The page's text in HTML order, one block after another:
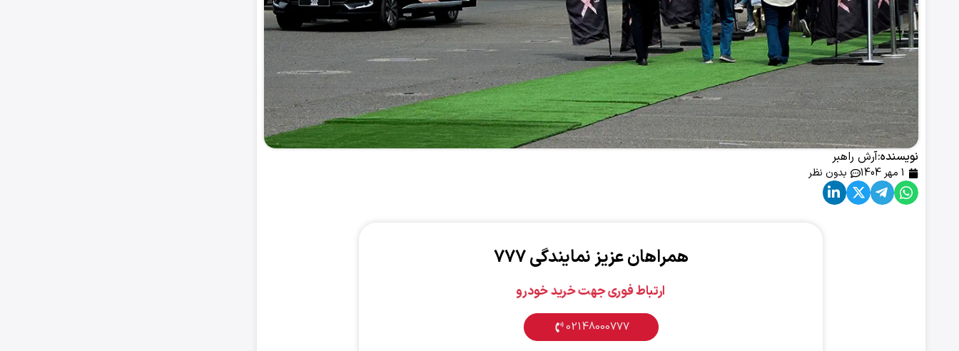
نویسنده:آرش راهبر
1 مهر 1404 بدون نظر
همراهان عزیز نمایندگی ۷۷۷
ارتباط فوری جهت خرید خودرو
02148000777